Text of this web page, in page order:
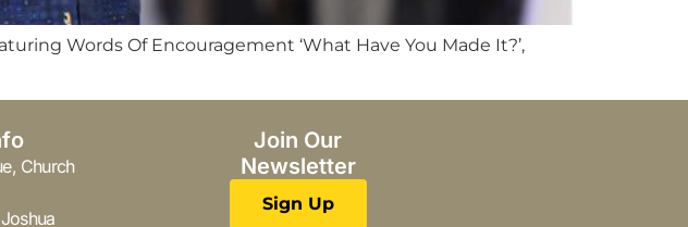
Words Of Encouragement ‘What Have You Made It?’,
Church
Join Our
Newsletter
Sign Up